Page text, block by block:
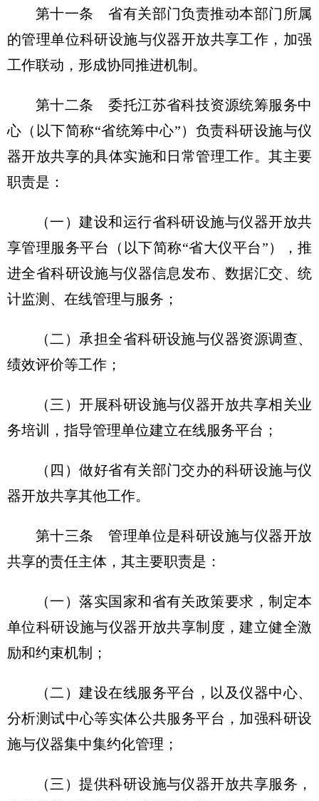
第十一条 省有关部门负责推动本部门所属
的管理单位科研设施与仪器开放共享工作，加强
工作联动，形成协同推进机制。
第十二条 委托江苏省科技资源统筹服务中
心（以下简称“省统筹中心”）负责科研设施与仪
器开放共享的具体实施和日常管理工作。其主要
职责是：
（一）建设和运行省科研设施与仪器开放共
享管理服务平台（以下简称“省大仪平台”），推
进全省科研设施与仪器信息发布、数据汇交、统
计监测、在线管理与服务；
（二）承担全省科研设施与仪器资源调查、
绩效评价等工作；
（三）开展科研设施与仪器开放共享相关业
务培训，指导管理单位建立在线服务平台；
（四）做好省有关部门交办的科研设施与仪
器开放共享其他工作。
第十三条 管理单位是科研设施与仪器开放
共享的责任主体，其主要职责是：
（一）落实国家和省有关政策要求，制定本
单位科研设施与仪器开放共享制度，建立健全激
励和约束机制；
（二）建设在线服务平台，以及仪器中心、
分析测试中心等实体公共服务平台，加强科研设
施与仪器集中集约化管理；
（三）提供科研设施与仪器开放共享服务，